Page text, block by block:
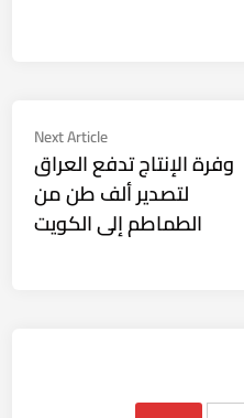
Next Article
Next
وفرة الإنتاج تدفع العراق
لتصدير ألف طن من
الطماطم إلى الكويت